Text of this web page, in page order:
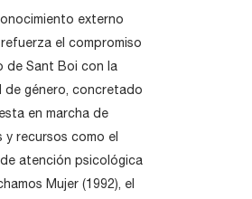
externo
el compromiso
de Sant Boi con la
de género, concretado
en marcha de
y recursos como el
atención psicológica
Mujer (1992), el